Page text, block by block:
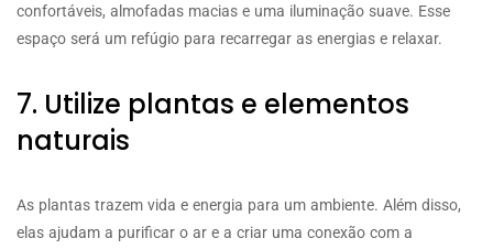
confortáveis, almofadas macias e uma iluminação suave. Esse
espaço será um refúgio para recarregar as energias e relaxar.
7. Utilize plantas e elementos
naturais
As plantas trazem vida e energia para um ambiente. Além disso,
elas ajudam a purificar o ar e a criar uma conexão com a